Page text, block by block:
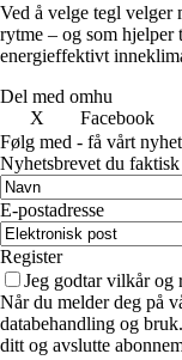
Ved å velge tegl velger
rytme – og som hjelper
energieffektivt
Del med omhu
X
Facebook
Følg med - få vårt
Nyhetsbrevet du faktisk
E-postadresse
Register
Jeg godtar vilkår og
Når du melder deg på
databehandling og
ditt og avslutte